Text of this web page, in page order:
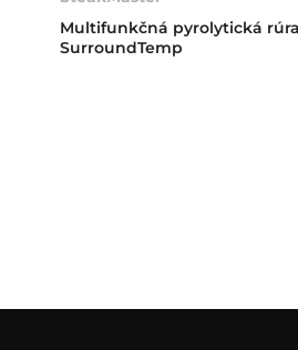
Multifunkčná pyrolytická
SurroundTemp